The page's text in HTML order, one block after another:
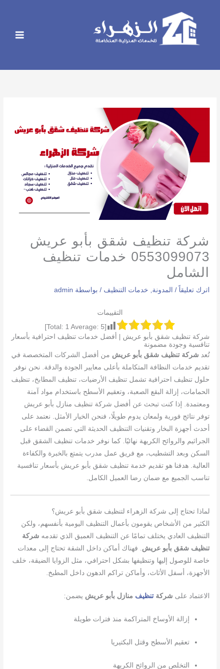
شركة تنظيف شقق بأبو عريش
0553099073 خدمات تنظيف
الشامل
اترك تعليقاً / المدونة, خدمات التنظيف / بواسطة admin
التقييمات
[Total:
1 Average: 5
]
شركة تنظيف شقق بأبو عريش | أفضل خدمات تنظيف احترافية بأسعار
تنافسية وجودة مضمونة
تُعد شركة تنظيف شقق بأبو عريش من أفضل الشركات المتخصصة في
تقديم خدمات النظافة المتكاملة بأعلى معايير الجودة والدقة. نحن نوفر
حلول تنظيف احترافية تشمل تنظيف الأرضيات، تنظيف المطابخ، تنظيف
الحمامات، إزالة البقع الصعبة، وتعقيم الأسطح باستخدام مواد آمنة
ومعتمدة. إذا كنت تبحث عن أفضل شركة تنظيف منازل بأبو عريش
توفر نتائج فورية ولمعان يدوم طويلًا، فنحن الخيار الأمثل. نعتمد على
أحدث أجهزة البخار وتقنيات التنظيف الحديثة التي تضمن القضاء على
الجراثيم والروائح الكريهة نهائيًا. كما نوفر خدمات تنظيف الشقق قبل
السكن وبعد التشطيب، مع فريق عمل مدرب يتمتع بالخبرة والكفاءة
العالية. هدفنا هو تقديم خدمة تنظيف شقق بأبو عريش بأسعار تنافسية
تناسب الجميع مع ضمان رضا العميل الكامل.
لماذا تحتاج إلى شركة الزهراء لتنظيف شقق بأبو عريش؟
الكثير من الأشخاص يقومون بأعمال التنظيف اليومية بأنفسهم، ولكن
التنظيف العادي يختلف تمامًا عن التنظيف العميق الذي تقدمه شركة
تنظيف شقق بأبو عريش. فهناك أماكن داخل الشقة تحتاج إلى معدات
خاصة للوصول إليها وتنظيفها بشكل احترافي، مثل الزوايا الضيقة، خلف
الأجهزة، أسفل الأثاث، وأماكن تراكم الدهون داخل المطبخ.
الاعتماد على شركةتنظيف منازل بأبو عريش يضمن:
إزالة الأوساخ المتراكمة منذ فترات طويلة
تعقيم الأسطح وقتل البكتيريا
التخلص من الروائح الكريهة